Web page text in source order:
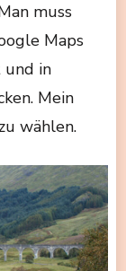
muss
Maps
und in
Mein
wählen.